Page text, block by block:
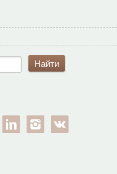
google-pllinkedin instagram